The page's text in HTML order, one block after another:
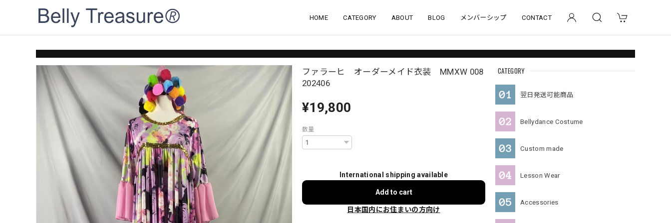
HOME CATEGORY ABOUT BLOG メンバーシップ CONTACT
CATEGORY
翌日発送可能商品
Bellydance Costume
Custom made
Lesson Wear
Accessories
ファラーヒ オーダーメイド衣装 MMXW 008
202406
¥19,800
数量
International shipping available
Add to cart
日本国内にお住まいの方向け